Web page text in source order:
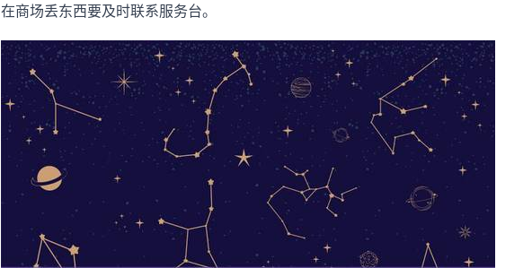
在商场丢东西要及时联系服务台。